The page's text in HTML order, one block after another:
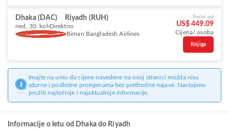
Dhaka (DAC) Riyadh (RUH)
ned, 30. kol Direktno
Biman Bangladesh Airlines
Počni od
US$ 449.09
Cijena/ osoba
Knjiga
Imajte na umu da cijene navedene na ovoj stranici možda nisu
ažurne i podložne promjenama bez prethodne najave. Nastojimo
pružiti najtočnije i najaktualnije informacije.
Informacije o letu od Dhaka do Riyadh